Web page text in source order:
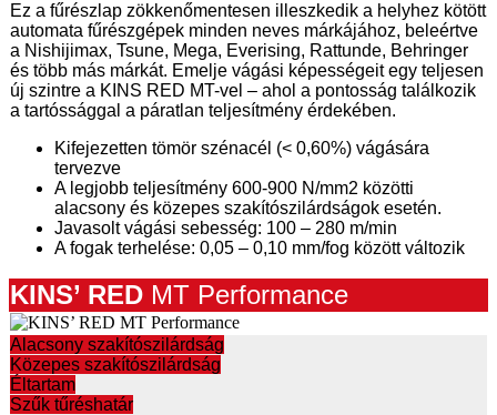
Ez a fűrészlap zökkenőmentesen illeszkedik a helyhez kötött
automata fűrészgépek minden neves márkájához, beleértve
a Nishijimax, Tsune, Mega, Everising, Rattunde, Behringer
és több más márkát. Emelje vágási képességeit egy teljesen
új szintre a KINS RED MT-vel – ahol a pontosság találkozik
a tartóssággal a páratlan teljesítmény érdekében.
Kifejezetten tömör szénacél (< 0,60%) vágására
tervezve
A legjobb teljesítmény 600-900 N/mm2 közötti
alacsony és közepes szakítószilárdságok esetén.
Javasolt vágási sebesség: 100 – 280 m/min
A fogak terhelése: 0,05 – 0,10 mm/fog között változik
KINS’ RED MT Performance
Alacsony szakítószilárdság
Közepes szakítószilárdság
Éltartam
Szűk tűréshatár